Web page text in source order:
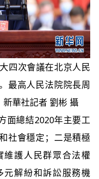
次會議在北京人民
最高人民法院院長周
華社記者 劉彬 攝
總結2020年主要工
社會穩定；二是積極
維護人民群眾合法權
元解紛和訴訟服務機